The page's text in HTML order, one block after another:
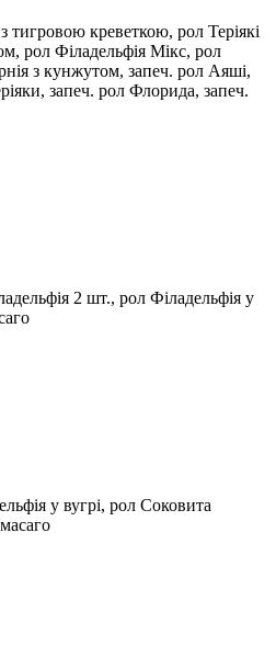
тигровою креветкою, рол Теріякі
рол Філадельфія Мікс, рол
з кунжутом, запеч. рол Аяші,
запеч. рол Флорида, запеч.
2 шт., рол Філадельфія у
у вугрі, рол Соковита